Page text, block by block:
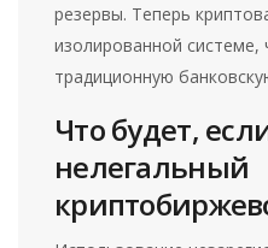
резервы. Теперь
изолированной
традиционную
Что будет,
нелегальный